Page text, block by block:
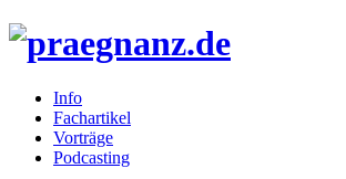
Info
Fachartikel
Vorträge
Podcasting